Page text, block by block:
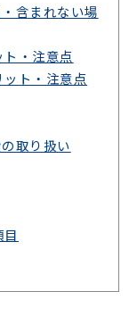
含まれない場
・注意点
ト・注意点
取り扱い